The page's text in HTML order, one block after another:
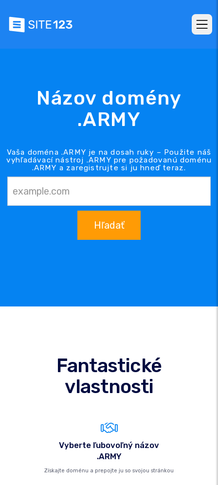
Názov domény
.ARMY
Vaša doména .ARMY je na dosah ruky – Použite náš
vyhľadávací nástroj .ARMY pre požadovanú doménu
.ARMY a zaregistrujte si ju hneď teraz.
Hľadať
Fantastické
vlastnosti
Vyberte ľubovoľný názov
.ARMY
Získajte doménu a prepojte ju so svojou stránkou